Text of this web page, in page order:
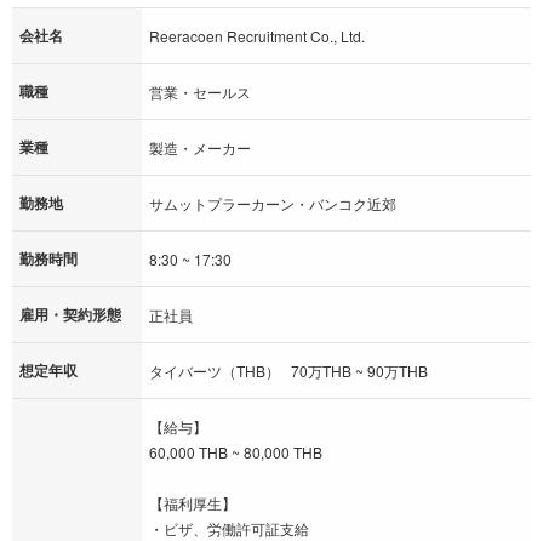
会社名 Reeracoen Recruitment Co., Ltd.
職種 営業・セールス
業種 製造・メーカー
勤務地 サムットプラーカーン・バンコク近郊
勤務時間 8:30 ~ 17:30
雇用・契約形態 正社員
想定年収 タイバーツ（THB） 70万THB ~ 90万THB
【給与】
60,000 THB ~ 80,000 THB
【福利厚生】
・ビザ、労働許可証支給